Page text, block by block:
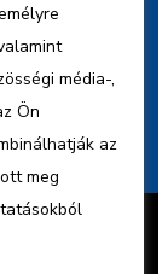
ENCO
média-,
Ön
az
meg